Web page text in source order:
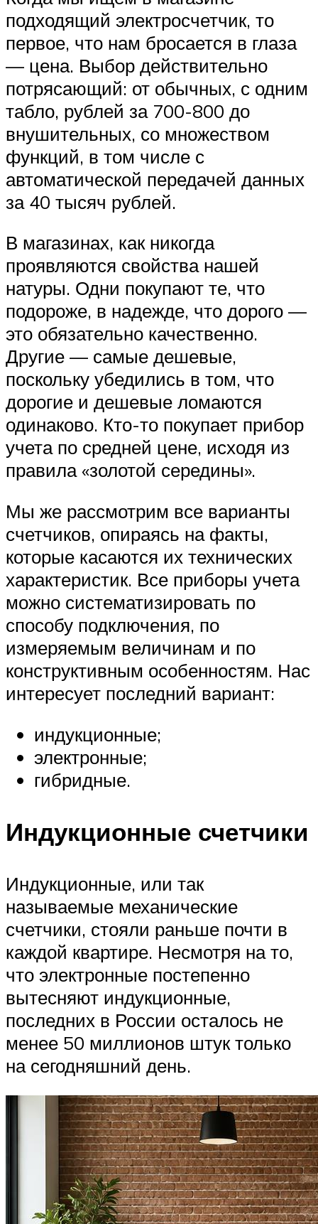
подходящий электросчетчик, то
первое, что нам бросается в глаза
— цена. Выбор действительно
потрясающий: от обычных, с одним
табло, рублей за 700-800 до
внушительных, со множеством
функций, в том числе с
автоматической передачей данных
за 40 тысяч рублей.
В магазинах, как никогда
проявляются свойства нашей
натуры. Одни покупают те, что
подороже, в надежде, что дорого —
это обязательно качественно.
Другие — самые дешевые,
поскольку убедились в том, что
дорогие и дешевые ломаются
одинаково. Кто-то покупает прибор
учета по средней цене, исходя из
правила «золотой середины».
Мы же рассмотрим все варианты
счетчиков, опираясь на факты,
которые касаются их технических
характеристик. Все приборы учета
можно систематизировать по
способу подключения, по
измеряемым величинам и по
конструктивным особенностям. Нас
интересует последний вариант:
индукционные;
электронные;
гибридные.
Индукционные счетчики
Индукционные, или так
называемые механические
счетчики, стояли раньше почти в
каждой квартире. Несмотря на то,
что электронные постепенно
вытесняют индукционные,
последних в России осталось не
менее 50 миллионов штук только
на сегодняшний день.